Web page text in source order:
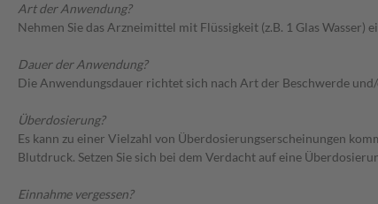
Art der Anwendung?
Nehmen Sie das Arzneimittel mit Flüssigkeit (z.B. 1 Glas Wasser)
Dauer der Anwendung?
Die Anwendungsdauer richtet sich nach Art der Beschwerde
Überdosierung?
Es kann zu einer Vielzahl von Überdosierungserscheinungen
Blutdruck. Setzen Sie sich bei dem Verdacht auf eine
Einnahme vergessen?